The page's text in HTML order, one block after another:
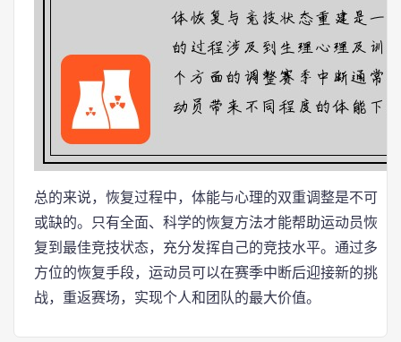
总的来说，恢复过程中，体能与心理的双重调整是不可
或缺的。只有全面、科学的恢复方法才能帮助运动员恢
复到最佳竞技状态，充分发挥自己的竞技水平。通过多
方位的恢复手段，运动员可以在赛季中断后迎接新的挑
战，重返赛场，实现个人和团队的最大价值。